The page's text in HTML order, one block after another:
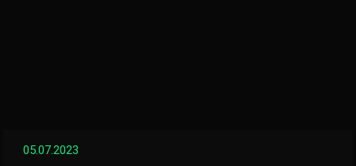
05.07.2023